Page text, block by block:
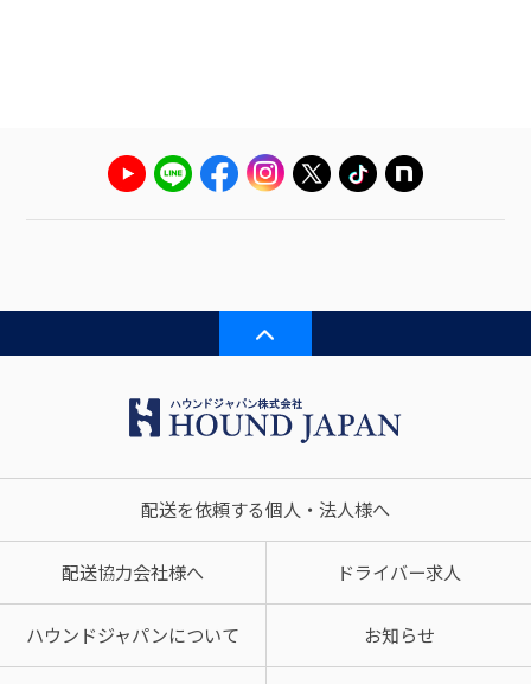
配送を依頼する個人・法人様へ
配送協力会社様へ ドライバー求人
ハウンドジャパンについて お知らせ